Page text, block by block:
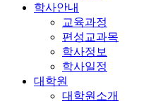
학사안내
교육과정
편성교과목
학사정보
학사일정
대학원
대학원소개